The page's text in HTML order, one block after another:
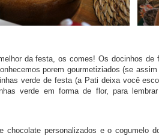
da festa, os comes! Os docinhos
porem gourmetiziados (se
verde de festa (a Pati deixa você
verde em forma de flor, para
chocolate personalizados e o cogumelo